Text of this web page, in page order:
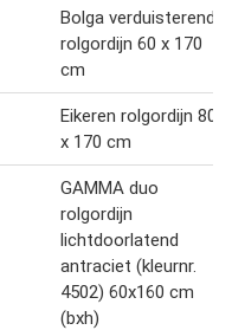
Bolga verduisterend
rolgordijn 60 x 170
cm
Eikeren rolgordijn 80
x 170 cm
GAMMA duo
rolgordijn
lichtdoorlatend
antraciet (kleurnr.
4502) 60x160 cm
(bxh)